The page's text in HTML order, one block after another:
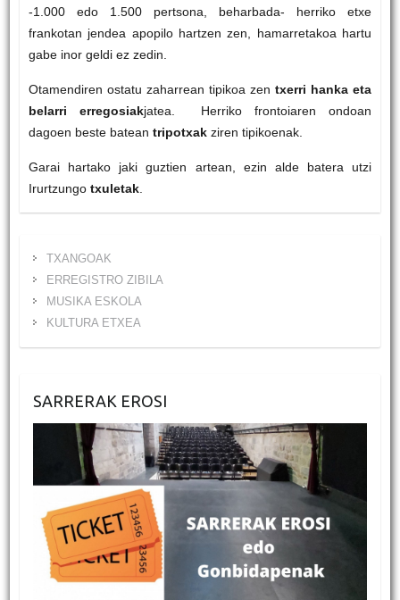
-1.000 edo 1.500 pertsona, beharbada- herriko etxe
frankotan jendea apopilo hartzen zen, hamarretakoa hartu
gabe inor geldi ez zedin.
Otamendiren ostatu zaharrean tipikoa zentxerri hanka eta
belarri erregosiakjatea. Herriko frontoiaren ondoan
dagoen beste batean tripotxakziren tipikoenak.
Garai hartako jaki guztien artean, ezin alde batera utzi
Irurtzungo txuletak.
TXANGOAK
ERREGISTRO ZIBILA
MUSIKA ESKOLA
KULTURA ETXEA
SARRERAK EROSI